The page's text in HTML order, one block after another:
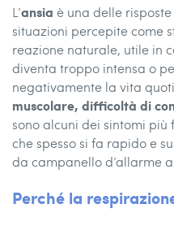
L’ansia è una delle
situazioni percepite come
reazione naturale, utile in
diventa troppo intensa o
negativamente la vita
muscolare, difficoltà di
sono alcuni dei sintomi
che spesso si fa rapido e
da campanello d’allarme
Perché la